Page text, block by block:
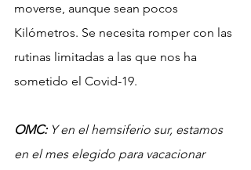
moverse, aunque sean pocos
Kilómetros. Se necesita romper con las
rutinas limitadas a las que nos ha
sometido el Covid-19.
OMC: Y en el hemsiferio sur, estamos
en el mes elegido para vacacionar